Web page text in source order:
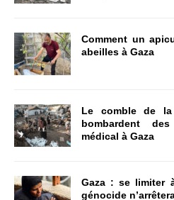
Comment un
abeilles à Gaza
Le comble de
bombardent
médical à Gaza
Gaza : se limiter
génocide